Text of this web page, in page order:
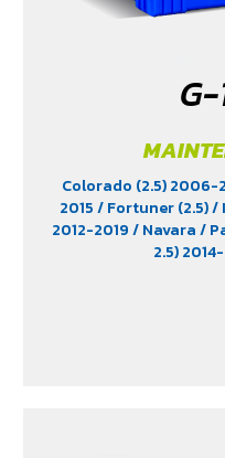
Colorado (2.5) 2006-
2015/ Fortuner (2.5)/
2012-2019/ Navara/
2.5)